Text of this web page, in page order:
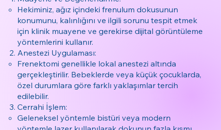
Hekiminiz, ağız içindeki frenulum dokusunun
konumunu, kalınlığını ve ilgili sorunu tespit etmek
için klinik muayene ve gerekirse dijital görüntüleme
yöntemlerini kullanır.
Anestezi Uygulaması:
Frenektomi genellikle lokal anestezi altında
gerçekleştirilir. Bebeklerde veya küçük çocuklarda,
özel durumlara göre farklı yaklaşımlar tercih
edilebilir.
Cerrahi İşlem:
Geleneksel yöntemle bistüri veya modern